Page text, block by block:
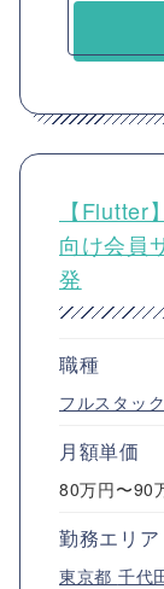
【
向け会員
発
職種
フルスタッ
月額単価
80万円〜90
勤務エリア
東京都 千代